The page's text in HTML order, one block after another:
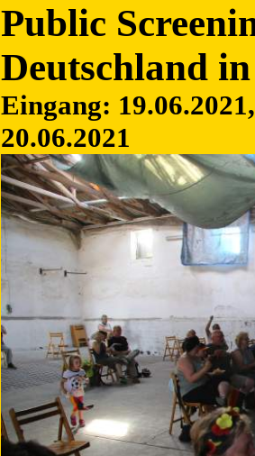
Public
Deutschland
Eingang:
20.06.2021